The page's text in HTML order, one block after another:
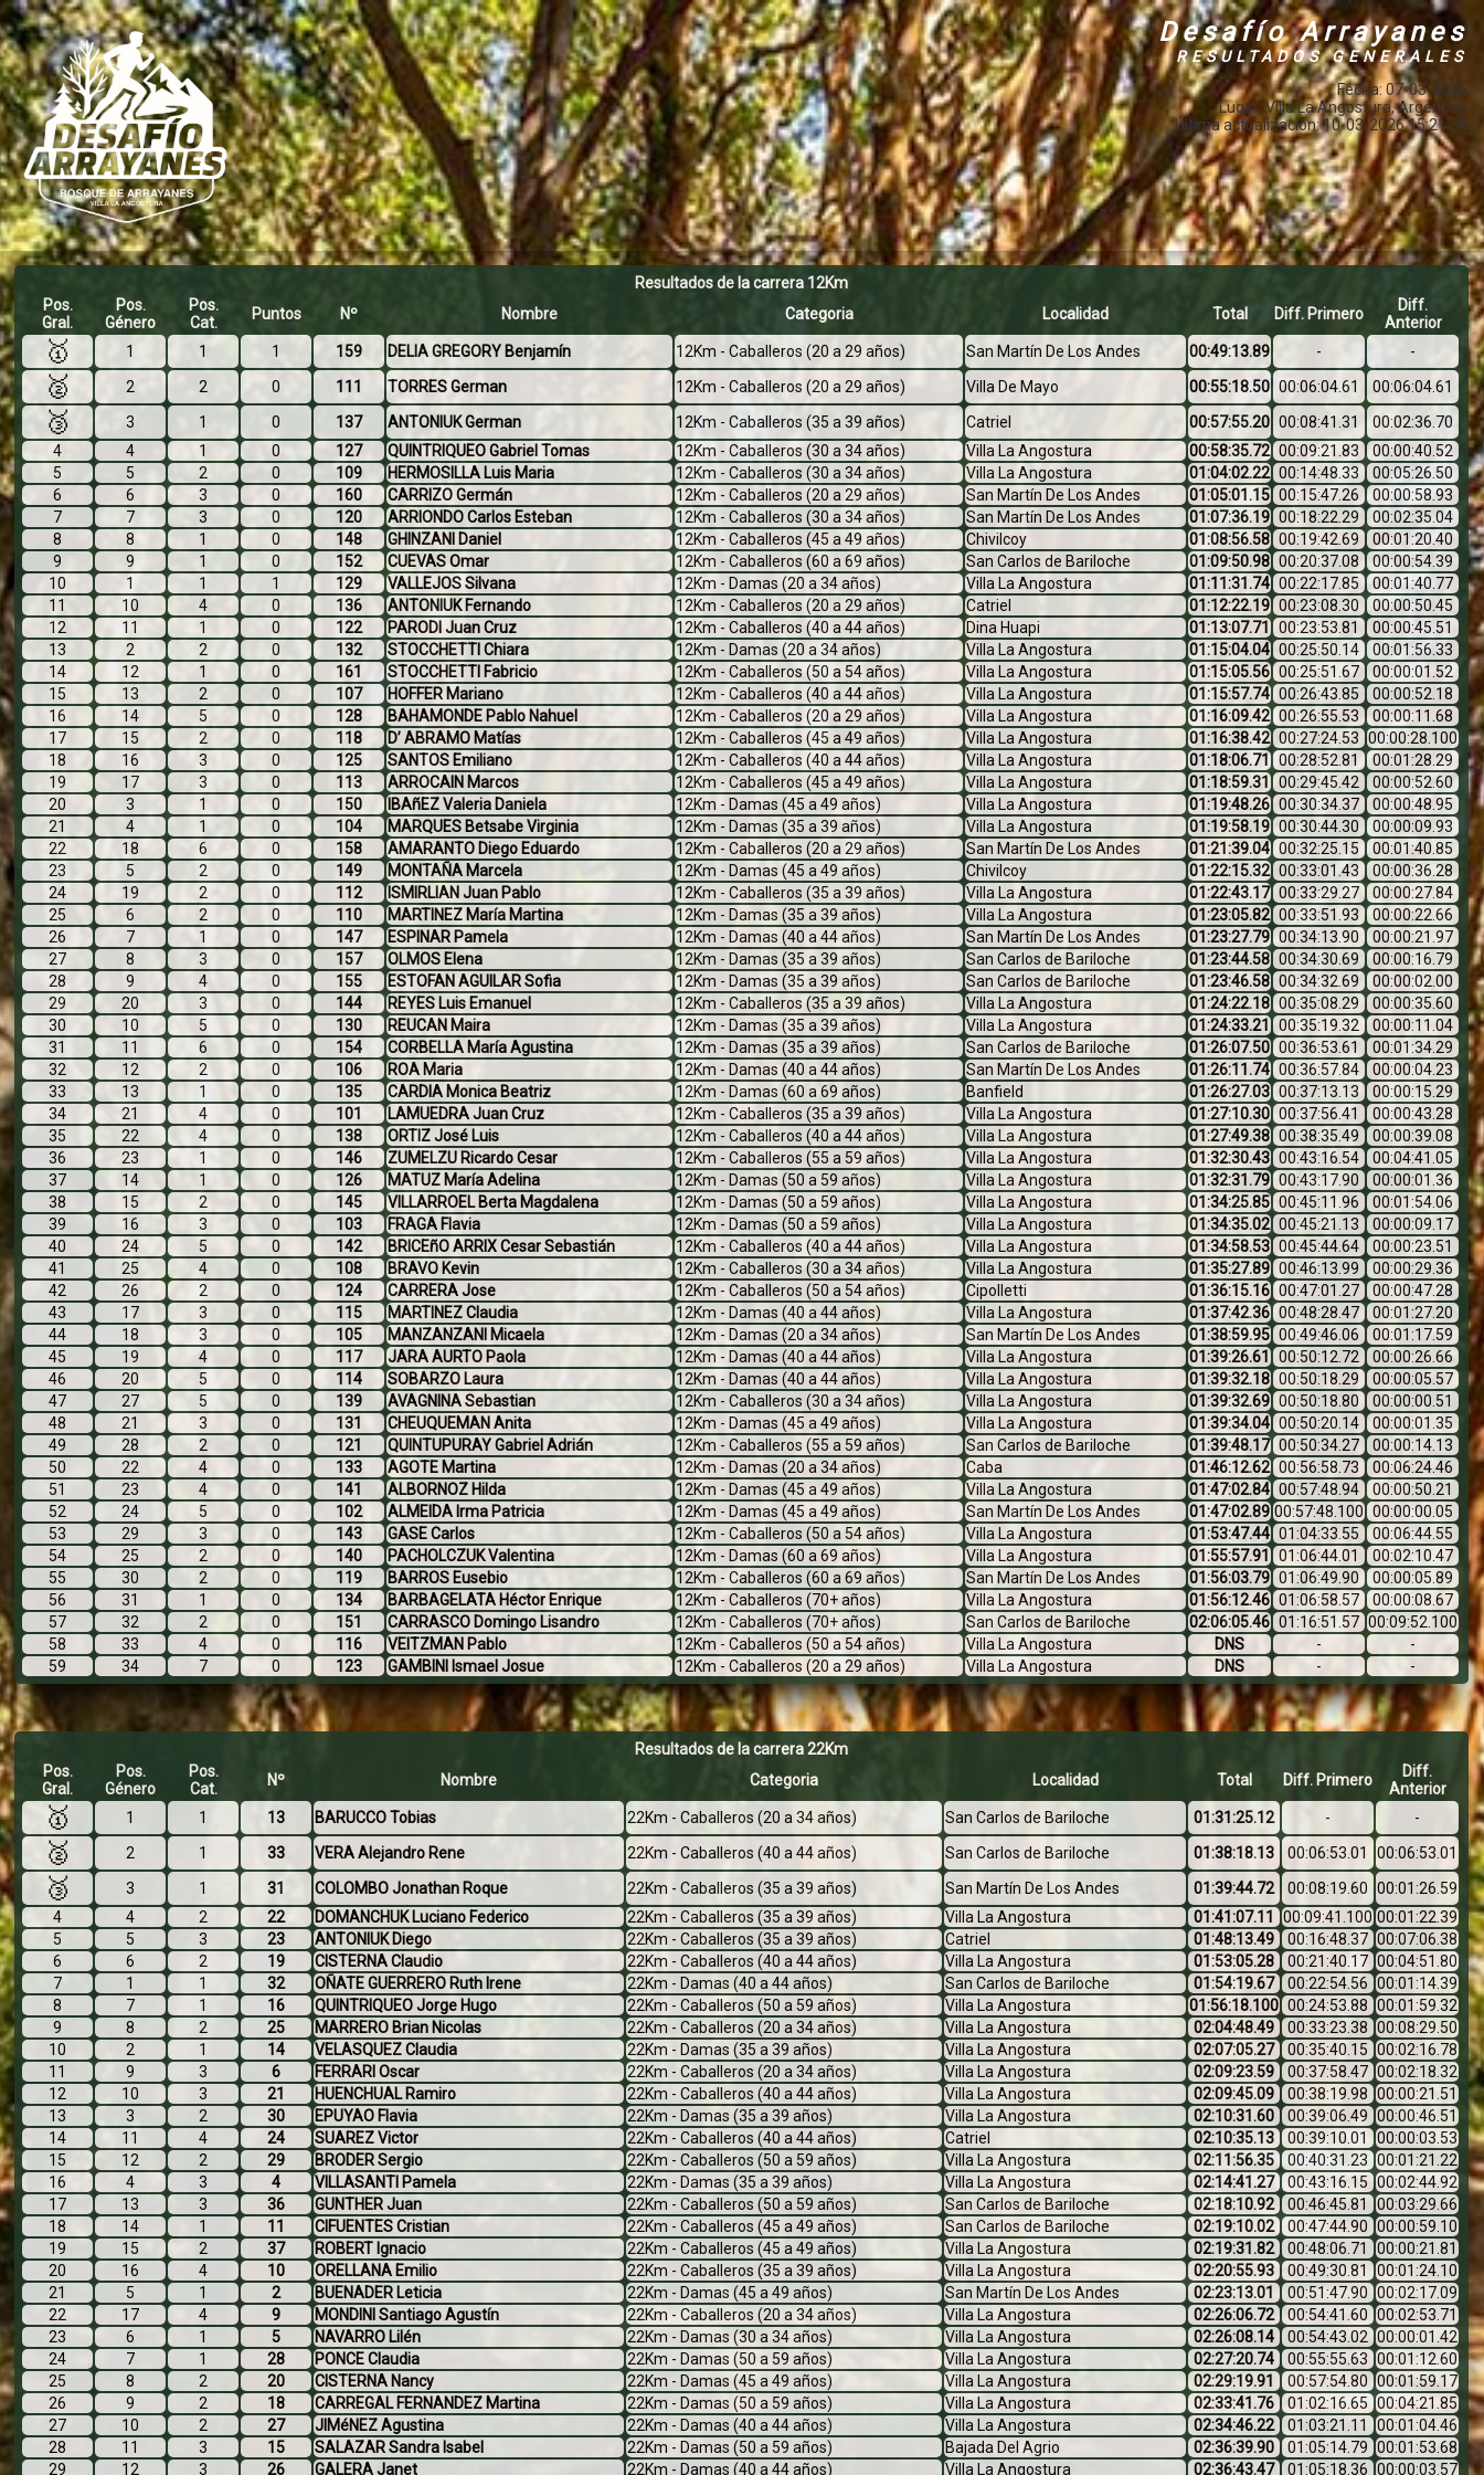
Desafío Arrayanes
RESULTADOS GENERALES
Fecha: 07-03-2026
Lugar: Villa La Angostura, Argentina
Última actualización: 10-03-2026 15:21:34
Resultados de la carrera 12Km
Pos.
Gral.
Pos.
Género
Pos.
Cat.
Puntos Nº Nombre Categoria Localidad Total Diff. Primero
Diff.
Anterior
🥇 1 1 1 159 DELIA GREGORY Benjamín 12Km - Caballeros (20 a 29 años) San Martín De Los Andes 00:49:13.89 - -
🥈 2 2 0 111 TORRES German 12Km - Caballeros (20 a 29 años) Villa De Mayo 00:55:18.50 00:06:04.61 00:06:04.61
🥉 3 1 0 137 ANTONIUK German 12Km - Caballeros (35 a 39 años) Catriel 00:57:55.20 00:08:41.31
00:02:36.70
4
4 1 0 127 QUINTRIQUEO Gabriel Tomas 12Km - Caballeros (30 a 34 años) Villa La Angostura 00:58:35.72 00:09:21.83
00:00:40.52
5
5 2 0 109 HERMOSILLA Luis Maria 12Km - Caballeros (30 a 34 años) Villa La Angostura 01:04:02.22 00:14:48.33
00:05:26.50
6
6 3 0 160 CARRIZO Germán 12Km - Caballeros (20 a 29 años) San Martín De Los Andes 01:05:01.15 00:15:47.26
00:00:58.93
7
7 3 0 120 ARRIONDO Carlos Esteban 12Km - Caballeros (30 a 34 años) San Martín De Los Andes 01:07:36.19 00:18:22.29
00:02:35.04
8
8 1 0 148 GHINZANI Daniel 12Km - Caballeros (45 a 49 años) Chivilcoy 01:08:56.58 00:19:42.69
00:01:20.40
9
9 1 0 152 CUEVAS Omar 12Km - Caballeros (60 a 69 años) San Carlos de Bariloche 01:09:50.98 00:20:37.08
00:00:54.39
10
1 1 1 129 VALLEJOS Silvana 12Km - Damas (20 a 34 años) Villa La Angostura 01:11:31.74 00:22:17.85
00:01:40.77
11
10 4 0 136 ANTONIUK Fernando 12Km - Caballeros (20 a 29 años) Catriel 01:12:22.19 00:23:08.30
00:00:50.45
12
11 1 0 122 PARODI Juan Cruz 12Km - Caballeros (40 a 44 años) Dina Huapi 01:13:07.71 00:23:53.81
00:00:45.51
13
2 2 0 132 STOCCHETTI Chiara 12Km - Damas (20 a 34 años) Villa La Angostura 01:15:04.04 00:25:50.14
00:01:56.33
14
12 1 0 161 STOCCHETTI Fabricio 12Km - Caballeros (50 a 54 años) Villa La Angostura 01:15:05.56 00:25:51.67
00:00:01.52
15
13 2 0 107 HOFFER Mariano 12Km - Caballeros (40 a 44 años) Villa La Angostura 01:15:57.74 00:26:43.85
00:00:52.18
16
14 5 0 128 BAHAMONDE Pablo Nahuel 12Km - Caballeros (20 a 29 años) Villa La Angostura 01:16:09.42 00:26:55.53
00:00:11.68
17
15 2 0 118 D’ ABRAMO Matías 12Km - Caballeros (45 a 49 años) Villa La Angostura 01:16:38.42 00:27:24.53 00:00:28.100
18
16 3 0 125 SANTOS Emiliano 12Km - Caballeros (40 a 44 años) Villa La Angostura 01:18:06.71 00:28:52.81
00:01:28.29
19
17 3 0 113 ARROCAIN Marcos 12Km - Caballeros (45 a 49 años) Villa La Angostura 01:18:59.31 00:29:45.42
00:00:52.60
20
3 1 0 150 IBAñEZ Valeria Daniela 12Km - Damas (45 a 49 años) Villa La Angostura 01:19:48.26 00:30:34.37
00:00:48.95
21
4 1 0 104 MARQUES Betsabe Virginia 12Km - Damas (35 a 39 años) Villa La Angostura 01:19:58.19 00:30:44.30
00:00:09.93
22
18 6 0 158 AMARANTO Diego Eduardo 12Km - Caballeros (20 a 29 años) San Martín De Los Andes 01:21:39.04 00:32:25.15
00:01:40.85
23
5 2 0 149 MONTAÑA Marcela 12Km - Damas (45 a 49 años) Chivilcoy 01:22:15.32 00:33:01.43
00:00:36.28
24
19 2 0 112 ISMIRLIAN Juan Pablo 12Km - Caballeros (35 a 39 años) Villa La Angostura 01:22:43.17 00:33:29.27
00:00:27.84
25
6 2 0 110 MARTINEZ María Martina 12Km - Damas (35 a 39 años) Villa La Angostura 01:23:05.82 00:33:51.93
00:00:22.66
26
7 1 0 147 ESPINAR Pamela 12Km - Damas (40 a 44 años) San Martín De Los Andes 01:23:27.79 00:34:13.90
00:00:21.97
27
8 3 0 157 OLMOS Elena 12Km - Damas (35 a 39 años) San Carlos de Bariloche 01:23:44.58 00:34:30.69
00:00:16.79
28
9 4 0 155 ESTOFAN AGUILAR Sofia 12Km - Damas (35 a 39 años) San Carlos de Bariloche 01:23:46.58 00:34:32.69
00:00:02.00
29
20 3 0 144 REYES Luis Emanuel 12Km - Caballeros (35 a 39 años) Villa La Angostura 01:24:22.18 00:35:08.29
00:00:35.60
30
10 5 0 130 REUCAN Maira 12Km - Damas (35 a 39 años) Villa La Angostura 01:24:33.21 00:35:19.32
00:00:11.04
31
11 6 0 154 CORBELLA María Agustina 12Km - Damas (35 a 39 años) San Carlos de Bariloche 01:26:07.50 00:36:53.61
00:01:34.29
32
12 2 0 106 ROA Maria 12Km - Damas (40 a 44 años) San Martín De Los Andes 01:26:11.74 00:36:57.84
00:00:04.23
33
13 1 0 135 CARDIA Monica Beatriz 12Km - Damas (60 a 69 años) Banfield 01:26:27.03 00:37:13.13
00:00:15.29
34
21 4 0 101 LAMUEDRA Juan Cruz 12Km - Caballeros (35 a 39 años) Villa La Angostura 01:27:10.30 00:37:56.41
00:00:43.28
35
22 4 0 138 ORTIZ José Luis 12Km - Caballeros (40 a 44 años) Villa La Angostura 01:27:49.38 00:38:35.49
00:00:39.08
36
23 1 0 146 ZUMELZU Ricardo Cesar 12Km - Caballeros (55 a 59 años) Villa La Angostura 01:32:30.43 00:43:16.54
00:04:41.05
37
14 1 0 126 MATUZ María Adelina 12Km - Damas (50 a 59 años) Villa La Angostura 01:32:31.79 00:43:17.90
00:00:01.36
38
15 2 0 145 VILLARROEL Berta Magdalena 12Km - Damas (50 a 59 años) Villa La Angostura 01:34:25.85 00:45:11.96
00:01:54.06
39
16 3 0 103 FRAGA Flavia 12Km - Damas (50 a 59 años) Villa La Angostura 01:34:35.02 00:45:21.13
00:00:09.17
40
24 5 0 142 BRICEñO ARRIX Cesar Sebastián 12Km - Caballeros (40 a 44 años) Villa La Angostura 01:34:58.53 00:45:44.64
00:00:23.51
41
25 4 0 108 BRAVO Kevin 12Km - Caballeros (30 a 34 años) Villa La Angostura 01:35:27.89 00:46:13.99
00:00:29.36
42
26 2 0 124 CARRERA Jose 12Km - Caballeros (50 a 54 años) Cipolletti 01:36:15.16 00:47:01.27
00:00:47.28
43
17 3 0 115 MARTINEZ Claudia 12Km - Damas (40 a 44 años) Villa La Angostura 01:37:42.36 00:48:28.47
00:01:27.20
44
18 3 0 105 MANZANZANI Micaela 12Km - Damas (20 a 34 años) San Martín De Los Andes 01:38:59.95 00:49:46.06
00:01:17.59
45
19 4 0 117 JARA AURTO Paola 12Km - Damas (40 a 44 años) Villa La Angostura 01:39:26.61 00:50:12.72
00:00:26.66
46
20 5 0 114 SOBARZO Laura 12Km - Damas (40 a 44 años) Villa La Angostura 01:39:32.18 00:50:18.29
00:00:05.57
47
27 5 0 139 AVAGNINA Sebastian 12Km - Caballeros (30 a 34 años) Villa La Angostura 01:39:32.69 00:50:18.80
00:00:00.51
48
21 3 0 131 CHEUQUEMAN Anita 12Km - Damas (45 a 49 años) Villa La Angostura 01:39:34.04 00:50:20.14
00:00:01.35
49
28 2 0 121 QUINTUPURAY Gabriel Adrián 12Km - Caballeros (55 a 59 años) San Carlos de Bariloche 01:39:48.17 00:50:34.27
00:00:14.13
50
22 4 0 133 AGOTE Martina 12Km - Damas (20 a 34 años) Caba 01:46:12.62 00:56:58.73
00:06:24.46
51
23 4 0 141 ALBORNOZ Hilda 12Km - Damas (45 a 49 años) Villa La Angostura 01:47:02.84 00:57:48.94
00:00:50.21
52
24 5 0 102 ALMEIDA Irma Patricia 12Km - Damas (45 a 49 años) San Martín De Los Andes 01:47:02.89 00:57:48.100 00:00:00.05
53
29 3 0 143 GASE Carlos 12Km - Caballeros (50 a 54 años) Villa La Angostura 01:53:47.44 01:04:33.55
00:06:44.55
54
25 2 0 140 PACHOLCZUK Valentina 12Km - Damas (60 a 69 años) Villa La Angostura 01:55:57.91 01:06:44.01
00:02:10.47
55
30 2 0 119 BARROS Eusebio 12Km - Caballeros (60 a 69 años) San Martín De Los Andes 01:56:03.79 01:06:49.90
00:00:05.89
56
31 1 0 134 BARBAGELATA Héctor Enrique 12Km - Caballeros (70+ años) Villa La Angostura 01:56:12.46 01:06:58.57
00:00:08.67
57
32 2 0 151 CARRASCO Domingo Lisandro 12Km - Caballeros (70+ años) San Carlos de Bariloche 02:06:05.46 01:16:51.57 00:09:52.100
58
33 4 0 116 VEITZMAN Pablo 12Km - Caballeros (50 a 54 años) Villa La Angostura DNS -
-
59
34 7 0 123 GAMBINI Ismael Josue 12Km - Caballeros (20 a 29 años) Villa La Angostura DNS - -
Resultados de la carrera 22Km
Pos.
Gral.
Pos.
Género
Pos.
Cat.
Nº Nombre Categoria Localidad Total Diff. Primero
Diff.
Anterior
🥇 1 1 13 BARUCCO Tobias 22Km - Caballeros (20 a 34 años) San Carlos de Bariloche 01:31:25.12 - -
🥈 2 1 33 VERA Alejandro Rene 22Km - Caballeros (40 a 44 años) San Carlos de Bariloche 01:38:18.13 00:06:53.01 00:06:53.01
🥉 3 1 31 COLOMBO Jonathan Roque 22Km - Caballeros (35 a 39 años) San Martín De Los Andes 01:39:44.72 00:08:19.60 00:01:26.59
4
4 2 22 DOMANCHUK Luciano Federico 22Km - Caballeros (35 a 39 años) Villa La Angostura 01:41:07.11 00:09:41.100 00:01:22.39
5
5 3 23 ANTONIUK Diego 22Km - Caballeros (35 a 39 años) Catriel 01:48:13.49 00:16:48.37 00:07:06.38
6
6 2 19 CISTERNA Claudio 22Km - Caballeros (40 a 44 años) Villa La Angostura 01:53:05.28 00:21:40.17 00:04:51.80
7
1 1 32 OÑATE GUERRERO Ruth Irene 22Km - Damas (40 a 44 años) San Carlos de Bariloche 01:54:19.67 00:22:54.56 00:01:14.39
8
7 1 16 QUINTRIQUEO Jorge Hugo 22Km - Caballeros (50 a 59 años) Villa La Angostura 01:56:18.100 00:24:53.88 00:01:59.32
9
8 2 25 MARRERO Brian Nicolas 22Km - Caballeros (20 a 34 años) Villa La Angostura 02:04:48.49 00:33:23.38 00:08:29.50
10
2 1 14 VELASQUEZ Claudia 22Km - Damas (35 a 39 años) Villa La Angostura 02:07:05.27 00:35:40.15 00:02:16.78
11
9 3 6 FERRARI Oscar 22Km - Caballeros (20 a 34 años) Villa La Angostura 02:09:23.59 00:37:58.47 00:02:18.32
12
10 3 21 HUENCHUAL Ramiro 22Km - Caballeros (40 a 44 años) Villa La Angostura 02:09:45.09 00:38:19.98 00:00:21.51
13
3 2 30 EPUYAO Flavia 22Km - Damas (35 a 39 años) Villa La Angostura 02:10:31.60 00:39:06.49 00:00:46.51
14
11 4 24 SUAREZ Victor 22Km - Caballeros (40 a 44 años) Catriel 02:10:35.13 00:39:10.01
00:00:03.53
15
12 2 29 BRODER Sergio 22Km - Caballeros (50 a 59 años) Villa La Angostura 02:11:56.35 00:40:31.23 00:01:21.22
16
4 3 4 VILLASANTI Pamela 22Km - Damas (35 a 39 años) Villa La Angostura 02:14:41.27 00:43:16.15 00:02:44.92
17
13 3 36 GUNTHER Juan 22Km - Caballeros (50 a 59 años) San Carlos de Bariloche 02:18:10.92 00:46:45.81
00:03:29.66
18
14 1 11 CIFUENTES Cristian 22Km - Caballeros (45 a 49 años) San Carlos de Bariloche 02:19:10.02 00:47:44.90 00:00:59.10
19
15 2 37 ROBERT Ignacio 22Km - Caballeros (45 a 49 años) Villa La Angostura 02:19:31.82 00:48:06.71
00:00:21.81
20
16 4 10 ORELLANA Emilio 22Km - Caballeros (35 a 39 años) Villa La Angostura 02:20:55.93 00:49:30.81
00:01:24.10
21
5 1 2 BUENADER Leticia 22Km - Damas (45 a 49 años) San Martín De Los Andes 02:23:13.01 00:51:47.90 00:02:17.09
22
17 4 9 MONDINI Santiago Agustín 22Km - Caballeros (20 a 34 años) Villa La Angostura 02:26:06.72 00:54:41.60 00:02:53.71
23
6 1 5 NAVARRO Lilén 22Km - Damas (30 a 34 años) Villa La Angostura 02:26:08.14 00:54:43.02 00:00:01.42
24
7 1 28 PONCE Claudia 22Km - Damas (50 a 59 años) Villa La Angostura 02:27:20.74 00:55:55.63 00:01:12.60
25
8 2 20 CISTERNA Nancy 22Km - Damas (45 a 49 años) Villa La Angostura 02:29:19.91 00:57:54.80 00:01:59.17
26
9 2 18 CARREGAL FERNANDEZ Martina 22Km - Damas (50 a 59 años) Villa La Angostura 02:33:41.76 01:02:16.65 00:04:21.85
27
10 2 27 JIMéNEZ Agustina 22Km - Damas (40 a 44 años) Villa La Angostura 02:34:46.22 01:03:21.11
00:01:04.46
28
11 3 15 SALAZAR Sandra Isabel 22Km - Damas (50 a 59 años) Bajada Del Agrio 02:36:39.90 01:05:14.79 00:01:53.68
29
12 3 26 GALERA Janet 22Km - Damas (40 a 44 años) Villa La Angostura 02:36:43.47 01:05:18.36 00:00:03.57